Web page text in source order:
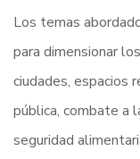
Los temas
para dimensionar
ciudades, espacios
pública, combate a
seguridad